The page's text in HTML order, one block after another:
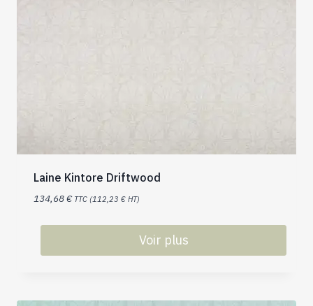
Laine Kintore Driftwood
134,68€ TTC (112,23 € HT)
Voir plus